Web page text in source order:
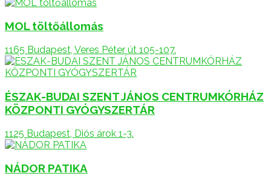
MOL töltőállomás
1165 Budapest, Veres Péter út 105-107.
ÉSZAK-BUDAI SZENT JÁNOS CENTRUMKÓRHÁZ
KÖZPONTI GYÓGYSZERTÁR
1125 Budapest, Diós árok 1-3.
NÁDOR PATIKA